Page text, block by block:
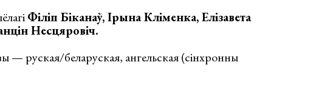
Філіп Біканаў, Ірына Кліменка, Елізавета
Несцяровіч.
руская/беларуская, ангельская (сінхронны